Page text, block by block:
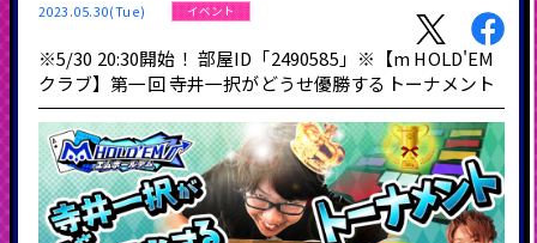
2023.05.30(Tue) イベント
※5/30 20:30開始！ 部屋ID「2490585」※【m HOLD'EM
クラブ】第⼀回 寺井⼀択がどうせ優勝するトーナメント